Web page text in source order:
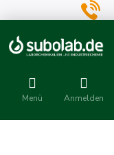
Menü Anmelden